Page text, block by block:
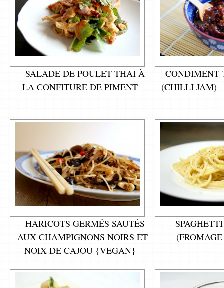
SALADE DE POULET THAI À
LA CONFITURE DE PIMENT
CONDIMENT
(CHILLI JAM)
HARICOTS GERMÉS SAUTÉS
AUX CHAMPIGNONS NOIRS ET
NOIX DE CAJOU {VEGAN}